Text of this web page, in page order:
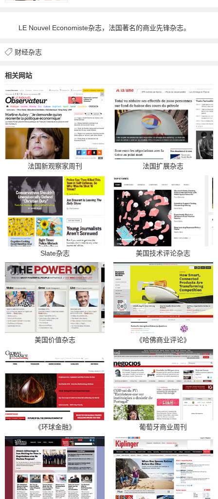
LE Nouvel Economiste杂志，法国著名的商业先锋杂志。
财经杂志
相关网站
法国新观察家周刊 法国扩展杂志
Slate杂志 美国技术评论杂志
美国价值杂志 《哈佛商业评论》
《环球金融》 葡萄牙商业周刊